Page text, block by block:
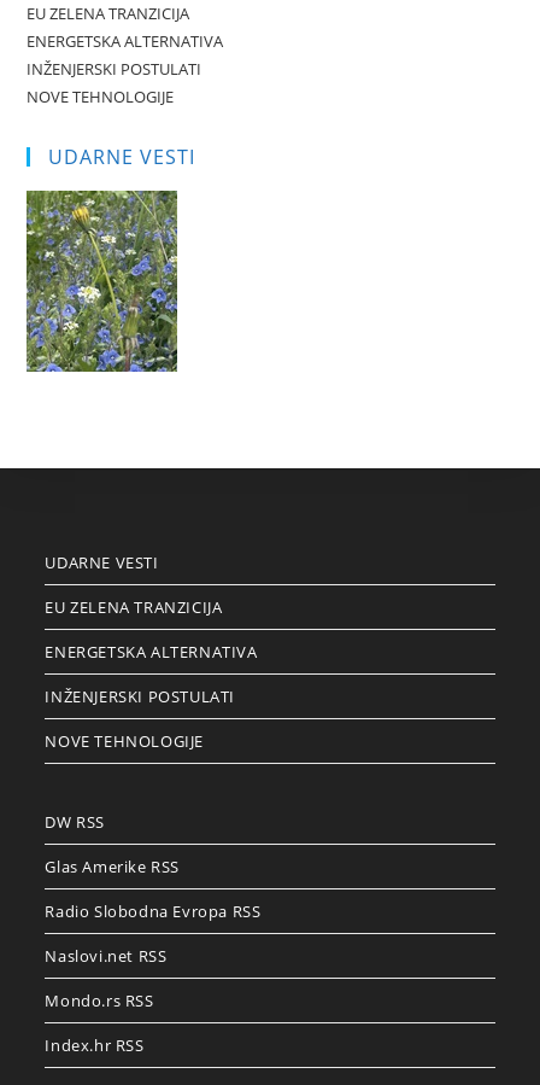
EU ZELENA TRANZICIJA
ENERGETSKA ALTERNATIVA
INŽENJERSKI POSTULATI
NOVE TEHNOLOGIJE
UDARNE VESTI
UDARNE VESTI
EU ZELENA TRANZICIJA
ENERGETSKA ALTERNATIVA
INŽENJERSKI POSTULATI
NOVE TEHNOLOGIJE
DW RSS
Glas Amerike RSS
Radio Slobodna Evropa RSS
Naslovi.net RSS
Mondo.rs RSS
Index.hr RSS